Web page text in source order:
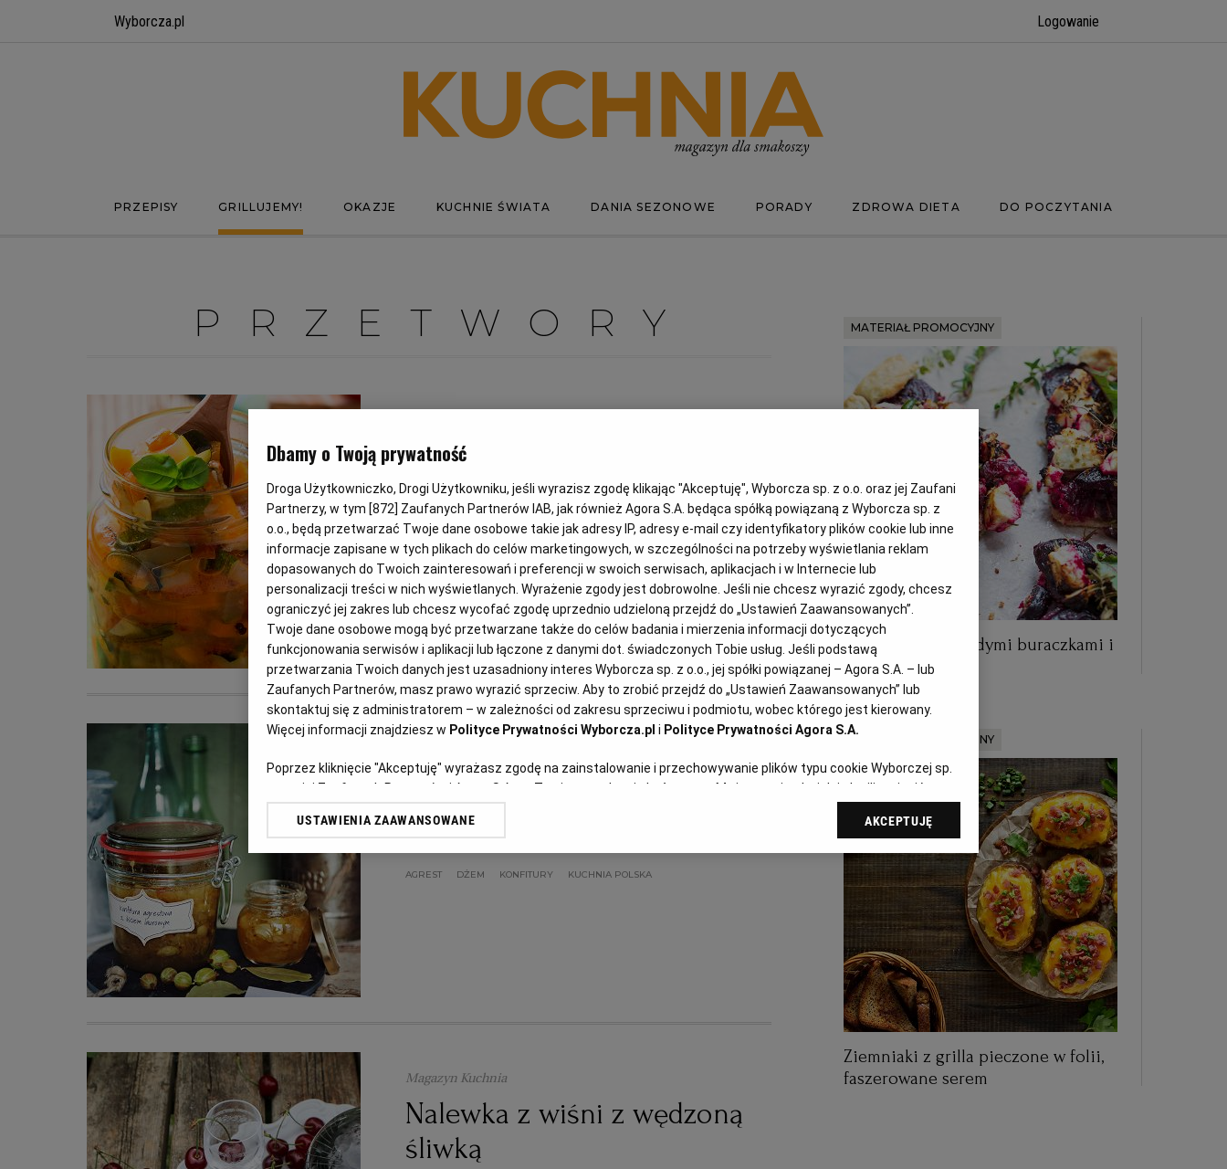
Wyborcza.pl Logowanie
PRZEPISY GRILLUJEMY! OKAZJE KUCHNIE ŚWIATA DANIA SEZONOWE PORADY ZDROWA DIETA DO POCZYTANIA
PRZETWORY
Sałatka warzywna z cukinią
na zimę
CEBULA CUKINIA MARCHEWKA POMIDORY
Konfitura agrestowa z liśćmi
laurowymi
AGREST DŻEM KONFITURY KUCHNIA POLSKA
Magazyn Kuchnia
Nalewka z wiśni z wędzoną
śliwką
MATERIAŁ PROMOCYJNY
Letnia tarta z młodymi buraczkami i
serem
MATERIAŁ PROMOCYJNY
Ziemniaki z grilla pieczone w folii,
faszerowane serem
Dbamy o Twoją prywatność
Droga Użytkowniczko, Drogi Użytkowniku, jeśli wyrazisz zgodę klikając "Akceptuję", Wyborcza sp. z o.o. oraz jej Zaufani
Partnerzy, w tym [872] Zaufanych Partnerów IAB, jak również Agora S.A. będąca spółką powiązaną z Wyborcza sp. z
o.o., będą przetwarzać Twoje dane osobowe takie jak adresy IP, adresy e-mail czy identyfikatory plików cookie lub inne
informacje zapisane w tych plikach do celów marketingowych, w szczególności na potrzeby wyświetlania reklam
dopasowanych do Twoich zainteresowań i preferencji w swoich serwisach, aplikacjach i w Internecie lub
personalizacji treści w nich wyświetlanych. Wyrażenie zgody jest dobrowolne. Jeśli nie chcesz wyrazić zgody, chcesz
ograniczyć jej zakres lub chcesz wycofać zgodę uprzednio udzieloną przejdź do „Ustawień Zaawansowanych”.
Twoje dane osobowe mogą być przetwarzane także do celów badania i mierzenia informacji dotyczących
funkcjonowania serwisów i aplikacji lub łączone z danymi dot. świadczonych Tobie usług. Jeśli podstawą
przetwarzania Twoich danych jest uzasadniony interes Wyborcza sp. z o.o., jej spółki powiązanej – Agora S.A. – lub
Zaufanych Partnerów, masz prawo wyrazić sprzeciw. Aby to zrobić przejdź do „Ustawień Zaawansowanych” lub
skontaktuj się z administratorem – w zależności od zakresu sprzeciwu i podmiotu, wobec którego jest kierowany.
Więcej informacji znajdziesz w Polityce Prywatności Wyborcza.pl i Polityce Prywatności Agora S.A.
Poprzez kliknięcie "Akceptuję" wyrażasz zgodę na zainstalowanie i przechowywanie plików typu cookie Wyborczej sp.
z o. o. jej Zaufanych Partnerów i Agora S.A. na Twoim urządzeniu końcowym. Możesz też w każdej chwili zmienić
swoje preferencje dot. plików cookie, ponownie wywołując narzędzie do zarządzania Twoimi preferencjami dot.
przetwarzania danych poprzez odnośnik „Ustawienia prywatności” w stopce serwisu i przechodząc do sekcji
My, nasi Zaufani Partnerzy i Agora S.A. możemy przetwarzać dane osobowe w następujących celach:Użycie
dokładnych danych geolokalizacyjnych. Aktywne skanowanie charakterystyki urządzenia do celów identyfikacji.
Przechowywanie informacji na urządzeniu lub dostęp do nich. Spersonalizowane reklamy i treści, pomiar reklam i
treści, badnie odbiorców i ulepszanie usług.
USTAWIENIA ZAAWANSOWANE AKCEPTUJĘ